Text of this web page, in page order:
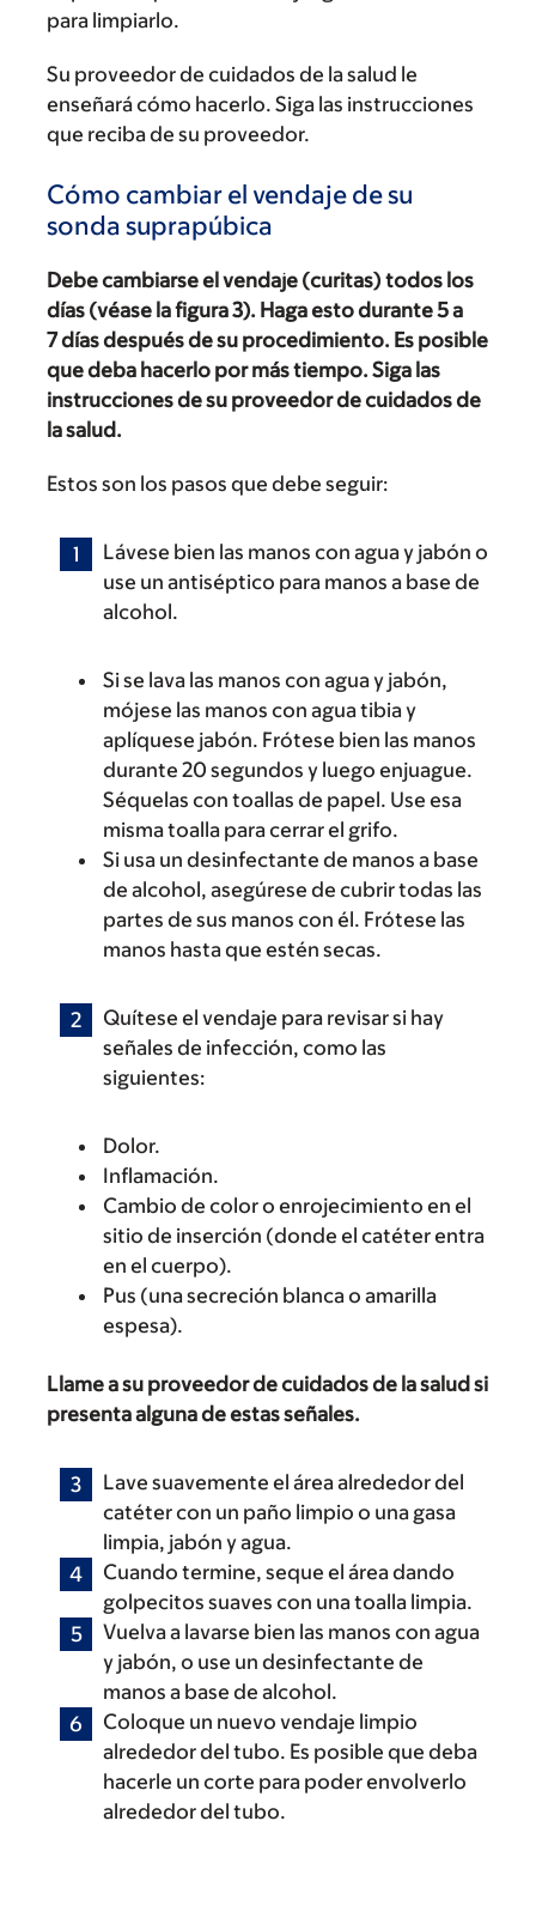
para limpiarlo.
Su proveedor de cuidados de la salud le
enseñará cómo hacerlo. Siga las instrucciones
que reciba de su proveedor.
Cómo cambiar el vendaje de su
sonda suprapúbica
Debe cambiarse el vendaje (curitas) todos los
días (véase la figura 3). Haga esto durante 5 a
7 días después de su procedimiento. Es posible
que deba hacerlo por más tiempo. Siga las
instrucciones de su proveedor de cuidados de
la salud.
Estos son los pasos que debe seguir:
Lávese bien las manos con agua y jabón o
use un antiséptico para manos a base de
alcohol.
Si se lava las manos con agua y jabón,
mójese las manos con agua tibia y
aplíquese jabón. Frótese bien las manos
durante 20 segundos y luego enjuague.
Séquelas con toallas de papel. Use esa
misma toalla para cerrar el grifo.
Si usa un desinfectante de manos a base
de alcohol, asegúrese de cubrir todas las
partes de sus manos con él. Frótese las
manos hasta que estén secas.
Quítese el vendaje para revisar si hay
señales de infección, como las
siguientes:
Dolor.
Inflamación.
Cambio de color o enrojecimiento en el
sitio de inserción (donde el catéter entra
en el cuerpo).
Pus (una secreción blanca o amarilla
espesa).
Llame a su proveedor de cuidados de la salud si
presenta alguna de estas señales.
Lave suavemente el área alrededor del
catéter con un paño limpio o una gasa
limpia, jabón y agua.
Cuando termine, seque el área dando
golpecitos suaves con una toalla limpia.
Vuelva a lavarse bien las manos con agua
y jabón, o use un desinfectante de
manos a base de alcohol.
Coloque un nuevo vendaje limpio
alrededor del tubo. Es posible que deba
hacerle un corte para poder envolverlo
alrededor del tubo.